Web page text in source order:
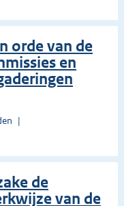
orde van de
en
de
van de